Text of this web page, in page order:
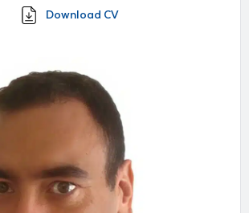
Download CV